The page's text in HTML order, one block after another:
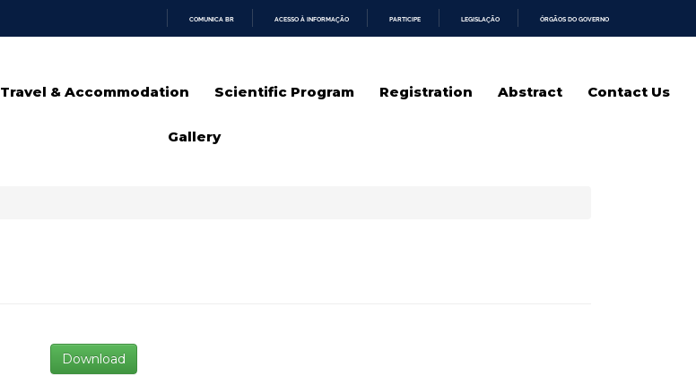
COMUNICA BR ACESSO À INFORMAÇÃO PARTICIPE LEGISLAÇÃO ÓRGÃOS DO GOVERNO
Travel & Accommodation Scientific Program Registration Abstract Contact Us
Gallery
Download